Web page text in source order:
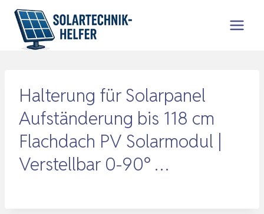
Zum
Inhalt
springen
Halterung für Solarpanel
Aufständerung bis 118 cm
Flachdach PV Solarmodul |
Verstellbar 0-90° …